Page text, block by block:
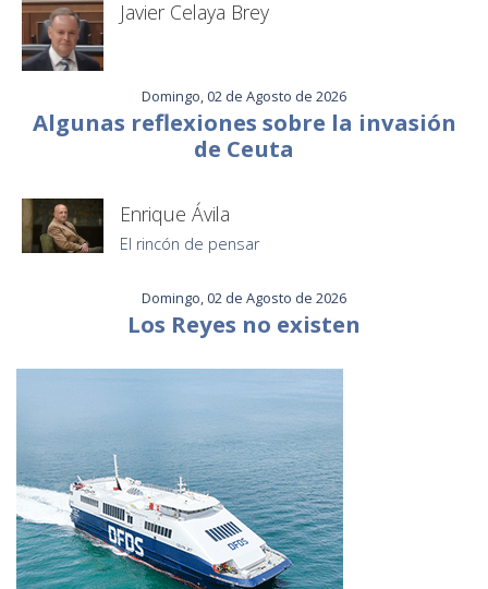
Javier Celaya Brey
Domingo, 02 de Agosto de 2026
Algunas reflexiones sobre la invasión
de Ceuta
Enrique Ávila
El rincón de pensar
Domingo, 02 de Agosto de 2026
Los Reyes no existen